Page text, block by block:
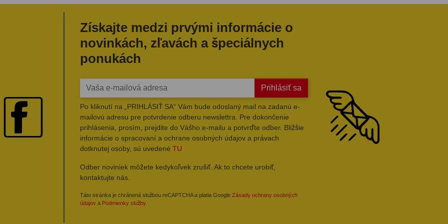
Získajte medzi prvými informácie o
novinkách, zľavách a špeciálnych
ponukách
Prihlásiť sa
Po kliknutí na „PRIHLÁSIŤ SA“ Vám bude odoslaný mail na zadanú e-
mailovú adresu pre potvrdenie odberu newslettra. Pre dokončenie
prihlásenia, prosím, prejdite do Vášho e-mailu a potvrďte odber. Bližšie
informácie o spracovaní a ochrane osobných údajov a právach
dotknutej osoby, sú uvedené TU
Odber noviniek môžete kedykoľvek zrušiť. Ak to chcete urobiť,
kontaktujte nás.
Táto stránka je chránená službou reCAPTCHA a platia Google Zásady ochrany osobných
údajov a Podmienky služby.